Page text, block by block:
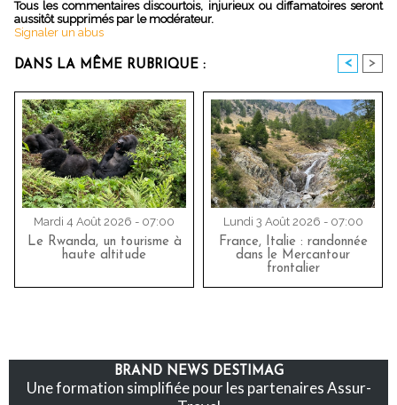
Tous les commentaires discourtois, injurieux ou diffamatoires seront
aussitôt supprimés par le modérateur.
Signaler un abus
DANS LA MÊME RUBRIQUE : < >
Mardi 4 Août 2026 - 07:00
Le Rwanda, un tourisme à
haute altitude
Lundi 3 Août 2026 - 07:00
France, Italie : randonnée
dans le Mercantour
frontalier
BRAND NEWS DESTIMAG
Une formation simplifiée pour les partenaires Assur-